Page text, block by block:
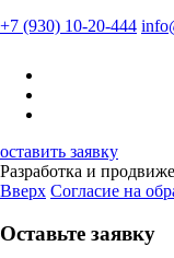
+7 (930) 10-20-444
оставить заявку
Разработка и
Вверх Согласие на
Оставьте заявку